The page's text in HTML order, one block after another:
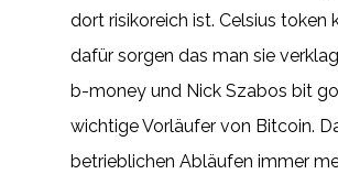
dort risikoreich ist. Celsius token
dafür sorgen das man sie
b-money und Nick Szabos bit
wichtige Vorläufer von Bitcoin.
betrieblichen Abläufen immer